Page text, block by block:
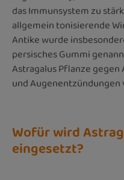
das Immunsystem zu
allgemein tonisierende
Antike wurde
persisches Gummi
Astragalus Pflanze gegen
und Augenentzündungen
Wofür wird
eingesetzt?